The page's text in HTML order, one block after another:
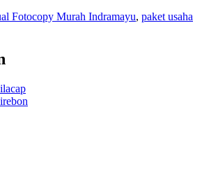
Fotocopy Murah Indramayu, paket usaha